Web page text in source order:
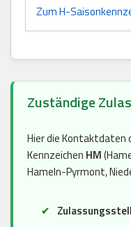
Zum H-
Zuständige
Hier die Kontaktdaten
Kennzeichen HM
Hameln-Pyrmont,